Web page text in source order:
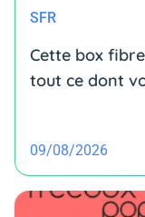
SFR
Cette box
tout ce dont
09/08/2026